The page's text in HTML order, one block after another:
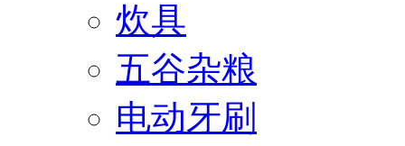
炊具
五谷杂粮
电动牙刷